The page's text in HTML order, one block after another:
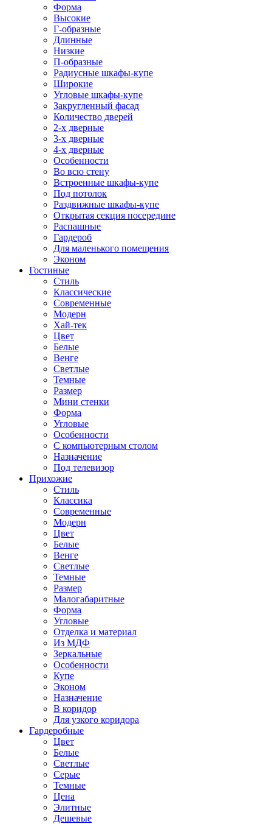
Форма
Высокие
Г-образные
Длинные
Низкие
П-образные
Радиусные шкафы-купе
Широкие
Угловые шкафы-купе
Закругленный фасад
Количество дверей
2-х дверные
3-х дверные
4-х дверные
Особенности
Во всю стену
Встроенные шкафы-купе
Под потолок
Раздвижные шкафы-купе
Открытая секция посередине
Распашные
Гардероб
Для маленького помещения
Эконом
Гостиные
Стиль
Классические
Современные
Модерн
Хай-тек
Цвет
Белые
Венге
Светлые
Темные
Размер
Мини стенки
Форма
Угловые
Особенности
С компьютерным столом
Назначение
Под телевизор
Прихожие
Стиль
Классика
Современные
Модерн
Цвет
Белые
Венге
Светлые
Темные
Размер
Малогабаритные
Форма
Угловые
Отделка и материал
Из МДФ
Зеркальные
Особенности
Купе
Эконом
Назначение
В коридор
Для узкого коридора
Гардеробные
Цвет
Белые
Светлые
Серые
Темные
Цена
Элитные
Дешевые